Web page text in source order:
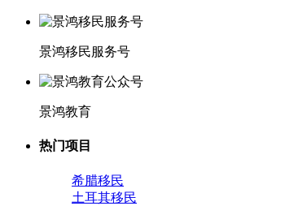
景鸿移民服务号
景鸿教育
热门项目
希腊移民
土耳其移民